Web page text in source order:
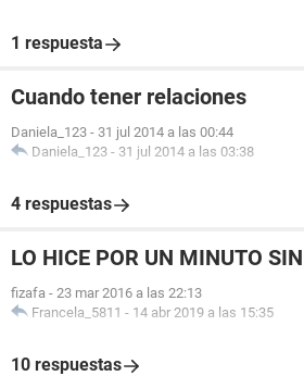
1 respuesta
Cuando tener relaciones
Daniela_123 - 31 jul 2014 a las 00:44
Daniela_123 - 31 jul 2014 a las 03:38
4 respuestas
LO HICE POR UN MINUTO
fizafa - 23 mar 2016 a las 22:13
Francela_5811 - 14 abr 2019 a las 15:35
10 respuestas